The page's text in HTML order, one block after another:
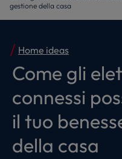
gestione della casa
Home ideas
Come gli
connessi
il tuo
della casa